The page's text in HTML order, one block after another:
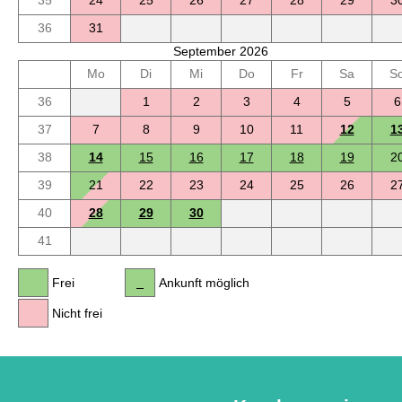
36
31
September 2026
Mo
Di Mi Do Fr Sa
36
1 2 3 4 5
6
37
7 8 9 10 11 12
38
14 15 16 17 18 19
39
21 22 23 24 25 26
40
28 29
30
41
Frei
Nicht frei
Ankunft möglich